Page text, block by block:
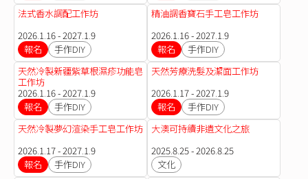
法式香水調配工作坊
2026.1.16 - 2027.1.9
報名
手作DIY
精油調香寶石手工皂工作坊
2026.1.16 - 2027.1.9
報名
手作DIY
天然冷製新疆紫草根濕疹功能皂
工作坊
2026.1.16 - 2027.1.9
報名
手作DIY
天然芳療洗髮及潔面工作坊
2026.1.17 - 2027.1.9
報名
手作DIY
天然冷製夢幻渲染手工皂工作坊
2026.1.17 - 2027.1.9
報名
手作DIY
大澳可持續非遺文化之旅
2025.8.25 - 2026.8.25
文化